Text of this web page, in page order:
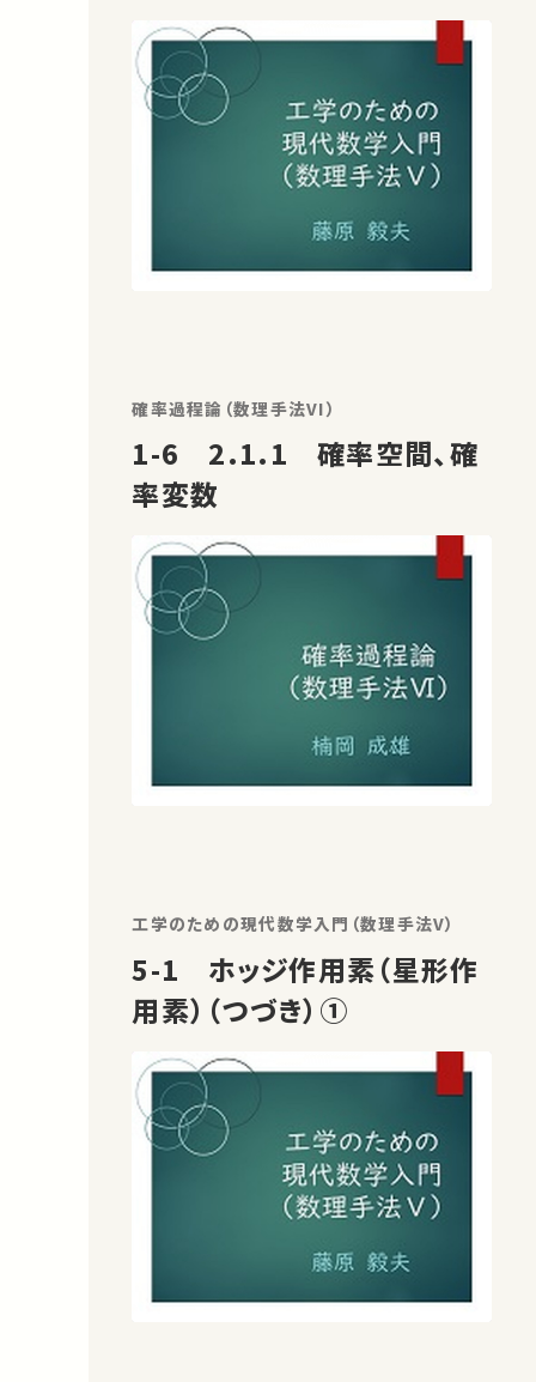
確率過程論（数理手法VI）
1-6 2.1.1 確率空間、確
率変数
工学のための現代数学入門（数理手法V）
5-1 ホッジ作用素（星形作
用素）（つづき）①